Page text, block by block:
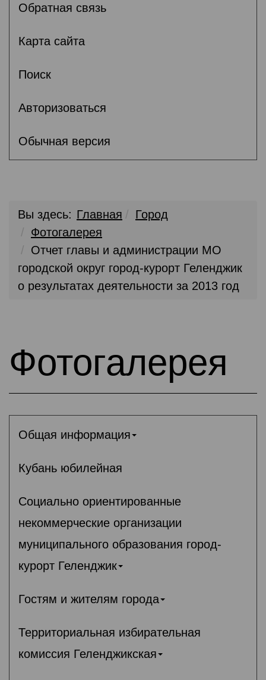
Обратная связь
Карта сайта
Поиск
Авторизоваться
Обычная версия
Вы здесь: Главная
Город
Фотогалерея
Отчет главы и администрации МО
городской округ город-курорт Геленджик
о результатах деятельности за 2013 год
Фотогалерея
Общая информация
Кубань юбилейная
Социально ориентированные
некоммерческие организации
муниципального образования город-
курорт Геленджик
Гостям и жителям города
Территориальная избирательная
комиссия Геленджикcкая